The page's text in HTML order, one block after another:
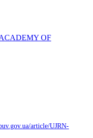
OF
article/UJRN-